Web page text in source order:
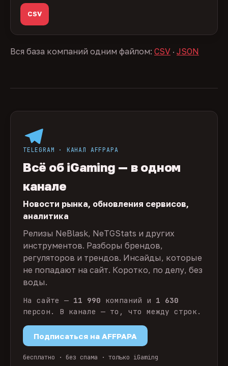
CSV
Вся база компаний одним файлом: CSV · JSON
TELEGRAM · КАНАЛ AFFPAPA
Всё об iGaming — в одном
канале
Новости рынка, обновления сервисов,
аналитика
Релизы NeBlask, NeTGStats и других
инструментов. Разборы брендов,
регуляторов и трендов. Инсайды, которые
не попадают на сайт. Коротко, по делу, без
воды.
На сайте — 11 990 компаний и 1 630
персон. В канале — то, что между строк.
Подписаться на AFFPAPA
бесплатно · без спама · только iGaming